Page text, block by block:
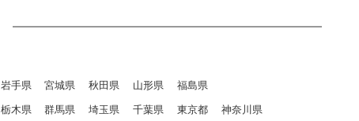
岩手県 宮城県 秋田県 山形県 福島県
栃木県 群馬県 埼玉県 千葉県 東京都 神奈川県